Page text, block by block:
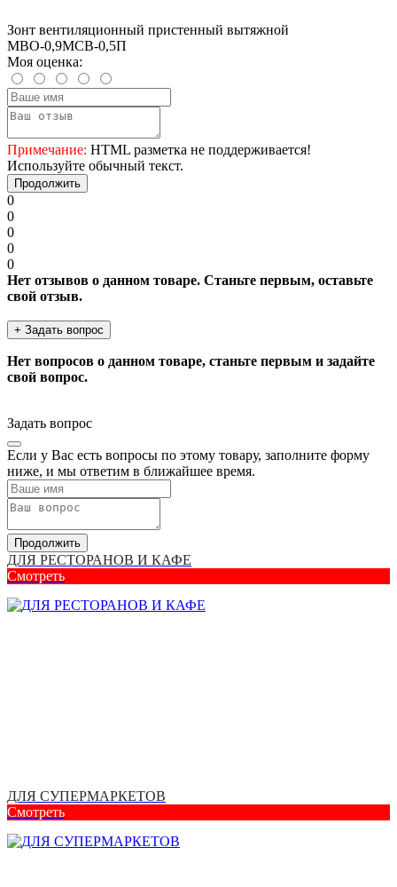
Зонт вентиляционный пристенный вытяжной
МВО-0,9МСВ-0,5П
Моя оценка:
Примечание: HTML разметка не поддерживается!
Используйте обычный текст.
Продолжить
0
0
0
0
0
Нет отзывов о данном товаре. Станьте первым, оставьте
свой отзыв.
+ Задать вопрос
Нет вопросов о данном товаре, станьте первым и задайте
свой вопрос.
Задать вопрос
Если у Вас есть вопросы по этому товару, заполните форму
ниже, и мы ответим в ближайшее время.
Продолжить
ДЛЯ РЕСТОРАНОВ И КАФЕ
Смотреть
ДЛЯ СУПЕРМАРКЕТОВ
Смотреть